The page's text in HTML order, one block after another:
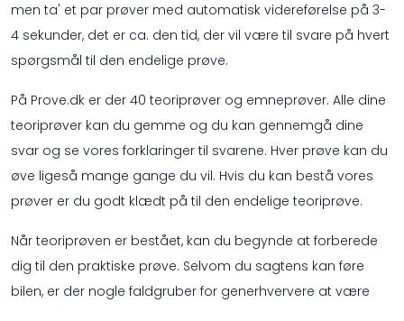
men ta' et par prøver med automatisk videreførelse på 3-
4 sekunder, det er ca. den tid, der vil være til svare på hvert
spørgsmål til den endelige prøve.
På Prove.dk er der 40 teoriprøver og emneprøver. Alle dine
teoriprøver kan du gemme og du kan gennemgå dine
svar og se vores forklaringer til svarene. Hver prøve kan du
øve ligeså mange gange du vil. Hvis du kan bestå vores
prøver er du godt klædt på til den endelige teoriprøve.
Når teoriprøven er bestået, kan du begynde at forberede
dig til den praktiske prøve. Selvom du sagtens kan føre
bilen, er der nogle faldgruber for generhververe at være